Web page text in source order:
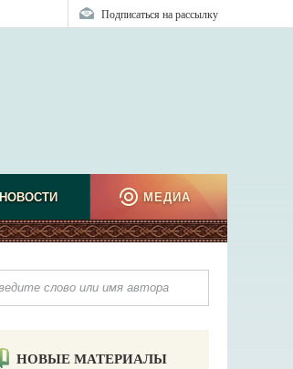
Подписаться на рассылку
НОВОСТИ МЕДИА
НОВЫЕ МАТЕРИАЛЫ